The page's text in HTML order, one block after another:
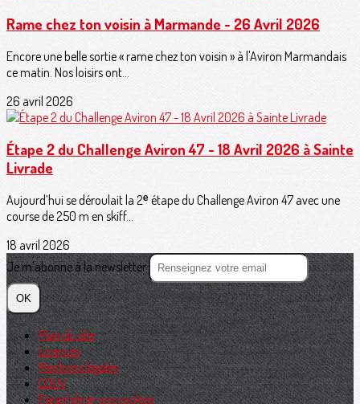
Rame chez ton voisin à Marmande - 26 Avril 2026
Encore une belle sortie « rame chez ton voisin » à l'Aviron Marmandais
ce matin. Nos loisirs ont...
26 avril 2026
Étape 2 du Challenge Aviron 47 - 18 Avril 2026 à Sainte
Livrade
Aujourd’hui se déroulait la 2ᵉ étape du Challenge Aviron 47 avec une
course de 250 m en skiff...
18 avril 2026
Je m'abonne à la newsletter
OK
Plan du site
Licences
Mentions légales
CGUV
Paramétrer vos cookies